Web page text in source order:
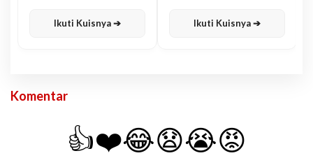
Ikuti Kuisnya ➔ Ikuti Kuisnya ➔
Komentar
👍❤️😂😧😭😡